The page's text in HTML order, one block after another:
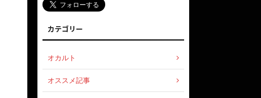
カテゴリー
オカルト
オススメ記事